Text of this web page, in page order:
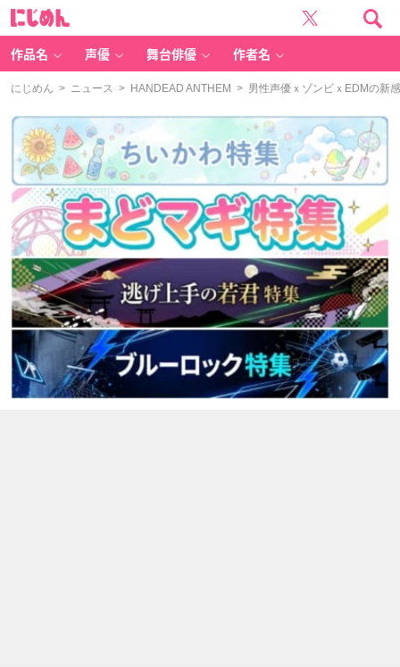
作品名 声優 舞台俳優 作者名
にじめん > ニュース > HANDEAD ANTHEM > 男性声優ｘゾンビｘEDMの新